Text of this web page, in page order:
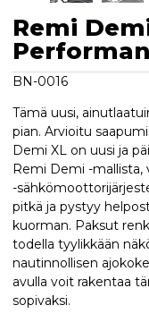
Remi
BN-0016
Tämä uusi,
pian. Arvioitu
Demi XL on uusi ja
Remi Demi -mallista,
-
pitkä ja pystyy
kuorman. Paksut
todella tyylikkään
nautinnollisen
avulla voit rakentaa
sopivaksi.